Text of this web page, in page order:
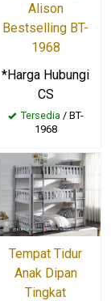
Alison
Bestselling BT-
1968
*Harga Hubungi
CS
Tersedia/ BT-
1968
Tempat Tidur
Anak Dipan
Tingkat